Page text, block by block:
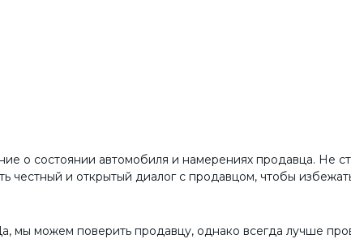
о состоянии автомобиля и намерениях продавца. Не
честный и открытый диалог с продавцом, чтобы
мы можем поверить продавцу, однако всегда лучше